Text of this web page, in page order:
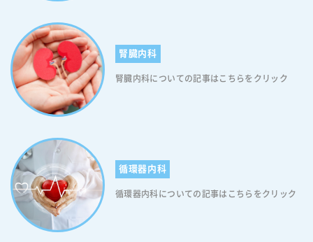
腎臓内科
腎臓内科についての記事はこちらをクリック
循環器内科
循環器内科についての記事はこちらをクリック